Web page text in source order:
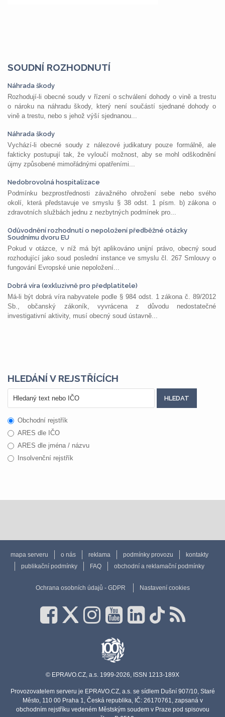
SOUDNÍ ROZHODNUTÍ
Náhrada škody
Rozhodují-li obecné soudy v řízení o schválení dohody o vině a trestu
o nároku na náhradu škody, který není součástí sjednané dohody o
vině a trestu, nebo s jehož výší sjednanou...
Náhrada škody
Vychází-li obecné soudy z nálezové judikatury pouze formálně, ale
fakticky postupují tak, že vyloučí možnost, aby se mohl odškodnění
újmy způsobené mimořádnými opatřeními...
Nedobrovolná hospitalizace
Podmínku bezprostřednosti závažného ohrožení sebe nebo svého
okolí, která představuje ve smyslu § 38 odst. 1 písm. b) zákona o
zdravotních službách jednu z nezbytných podmínek pro...
Odůvodnění rozhodnutí o nepoložení předběžné otázky
Soudnímu dvoru EU
Pokud v otázce, v níž má být aplikováno unijní právo, obecný soud
rozhodující jako soud poslední instance ve smyslu čl. 267 Smlouvy o
fungování Evropské unie nepoložení...
Dobrá víra (exkluzivně pro předplatitele)
Má-li být dobrá víra nabyvatele podle § 984 odst. 1 zákona č. 89/2012
Sb., občanský zákoník, vyvrácena z důvodu nedostatečné
investigativní aktivity, musí obecný soud ústavně...
HLEDÁNÍ V REJSTŘÍCÍCH
Obchodní rejstřík
ARES dle IČO
ARES dle jména / názvu
Insolvenční rejstřík
mapa serveru o nás reklama podmínky provozu
kontakty
publikační podmínky
FAQ obchodní a reklamační podmínky
Ochrana osobních údajů - GDPR Nastavení cookies
© EPRAVO.CZ, a.s. 1999-2026, ISSN 1213-189X
Provozovatelem serveru je EPRAVO.CZ, a.s. se sídlem Dušní 907/10, Staré
Město, 110 00 Praha 1, Česká republika, IČ: 26170761, zapsaná v
obchodním rejstříku vedeném Městským soudem v Praze pod spisovou